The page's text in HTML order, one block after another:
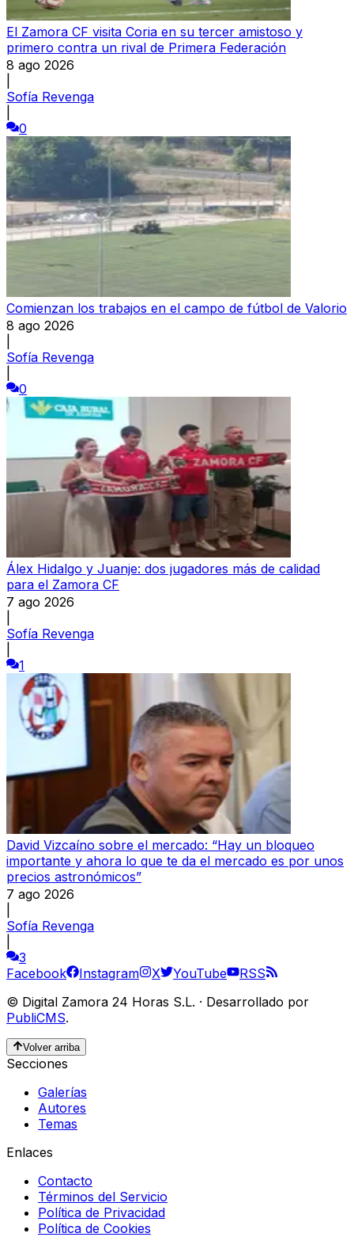
El Zamora CF visita Coria en su tercer amistoso y
primero contra un rival de Primera Federación
8 ago 2026
Sofía Revenga
0
Comienzan los trabajos en el campo de fútbol de Valorio
8 ago 2026
Sofía Revenga
0
Álex Hidalgo y Juanje: dos jugadores más de calidad
para el Zamora CF
7 ago 2026
Sofía Revenga
1
David Vizcaíno sobre el mercado: “Hay un bloqueo
importante y ahora lo que te da el mercado es por unos
precios astronómicos”
7 ago 2026
Sofía Revenga
3
Facebook
Instagram X YouTube
RSS
© Digital Zamora 24 Horas S.L. · Desarrollado por
PubliCMS.
Volver arriba
Secciones
Galerías
Autores
Temas
Enlaces
Contacto
Términos del Servicio
Política de Privacidad
Política de Cookies